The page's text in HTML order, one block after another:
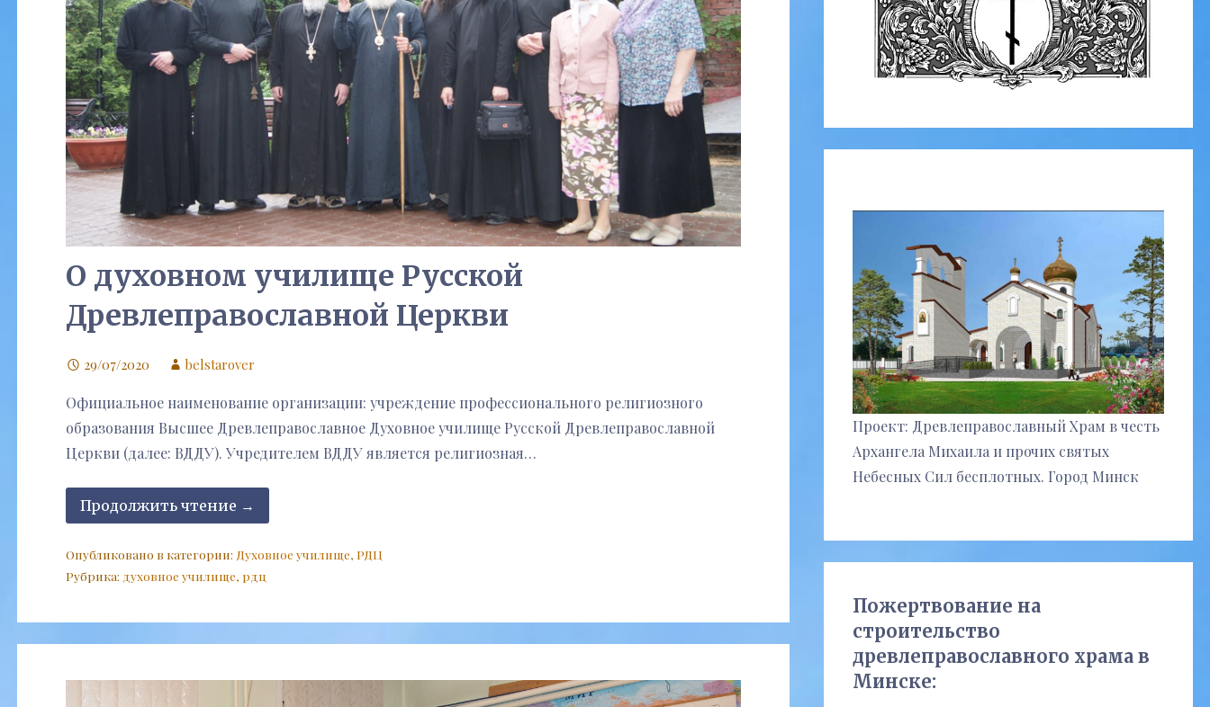
О духовном училище Русской
Древлеправославной Церкви
29/07/2020 belstarover
Официальное наименование организации: учреждение профессионального религиозного
образования Высшее Древлеправославное Духовное училище Русской Древлеправославной
Церкви (далее: ВДДУ). Учредителем ВДДУ является религиозная…
Продолжить чтение →
Опубликовано в категории: Духовное училище, РДЦ
Рубрика: духовное училище, рдц
Проект: Древлеправославный Храм в честь
Архангела Михаила и прочих святых
Небесных Сил бесплотных. Город Минск
Пожертвование на
строительство
древлеправославного храма в
Минске: